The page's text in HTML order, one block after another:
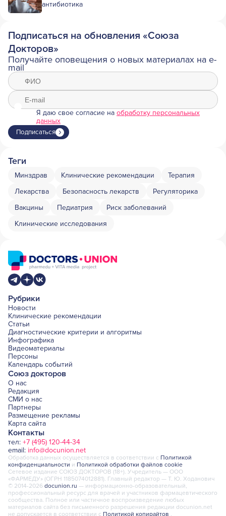
антибиотика
Подписаться на обновления «Союза
Докторов»
Получайте оповещения о новых материалах на e-
mail
Я даю свое согласие на обработку персональных
данных
Подписаться
Теги
Минздрав Клинические рекомендации
Терапия
Лекарства
Безопасность лекарств
Регуляторика
Вакцины
Педиатрия
Риск заболеваний
Клинические исследования
Рубрики
Новости
Клинические рекомендации
Статьи
Диагностические критерии и алгоритмы
Инфографика
Видеоматериалы
Персоны
Календарь событий
Союз докторов
О нас
Редакция
СМИ о нас
Партнеры
Размещение рекламы
Карта сайта
Контакты
тел: +7 (495) 120-44-34
email: info@docunion.net
Обработка данных осуществляется в соответствии с Политикой
конфиденциальности и Политикой обработки файлов cookie
Сетевое издание СОЮЗ ДОКТОРОВ (18+). Учредитель — ООО
«ФАРМЕДУ» (ОГРН 1185074012881). Главный редактор — Т. Ю. Ходанович
© 2014-2026 docunion.ru — информационно-образовательный,
профессиональный ресурс для врачей и участников фармацевтического
сообщества. Полное или частичное воспроизведение любых
материалов сайта без письменного разрешения редакции docunion.net
не допускается в соответствии с Политикой копирайтов .